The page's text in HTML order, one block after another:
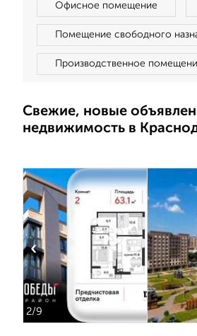
Офисное помещение
Помещение свободного
Производственное
Свежие, новые
недвижимость в
2/9
‹